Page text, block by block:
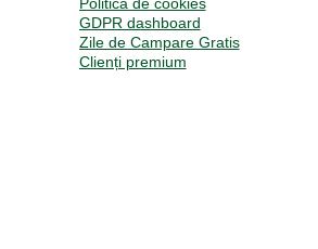
GDPR dashboard
Zile de Campare Gratis
Clienți premium